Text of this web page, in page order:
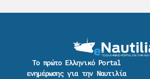
Το πρώτο Ελληνικό Portal
ενημέρωσης για την Ναυτιλία